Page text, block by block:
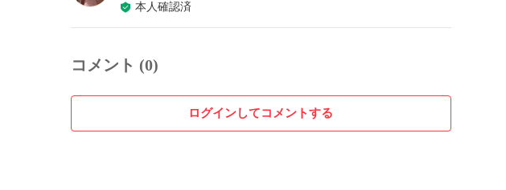
本人確認済
コメント (0)
ログインしてコメントする